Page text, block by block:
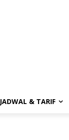
JADWAL & TARIF